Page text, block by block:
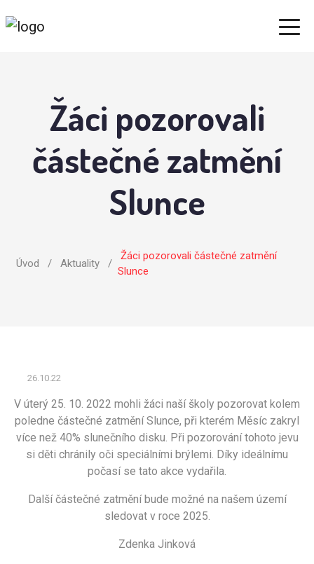
Žáci pozorovali
částečné zatmění
Slunce
Úvod / Aktuality /
Žáci pozorovali částečné zatmění
Slunce
26.10.22
V úterý 25. 10. 2022 mohli žáci naší školy pozorovat kolem
poledne částečné zatmění Slunce, při kterém Měsíc zakryl
více než 40% slunečního disku. Při pozorování tohoto jevu
si děti chránily oči speciálními brýlemi. Díky ideálnímu
počasí se tato akce vydařila.
Další částečné zatmění bude možné na našem území
sledovat v roce 2025.
Zdenka Jinková